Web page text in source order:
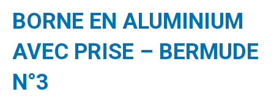
BORNE EN ALUMINIUM
AVEC PRISE – BERMUDE
N°3